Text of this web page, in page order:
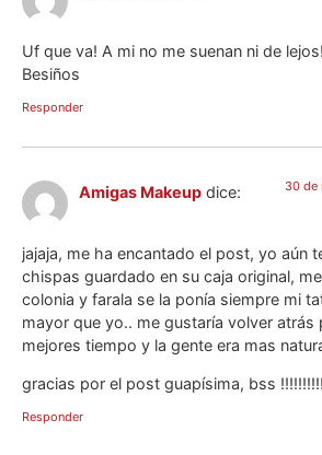
Uf que va! A mi no me suenan ni de
Besiños
Responder
Amigas Makeup dice: 30 de
jajaja, me ha encantado el post, yo aún
chispas guardado en su caja original,
colonia y farala se la ponía siempre mi
mayor que yo.. me gustaría volver atrás
mejores tiempo y la gente era mas
gracias por el post guapísima, bss
Responder